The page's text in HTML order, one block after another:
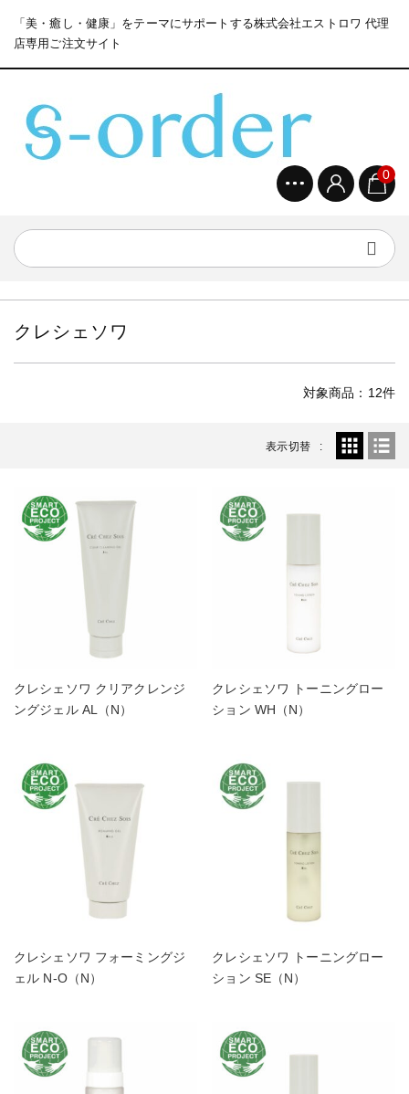
「美・癒し・健康」をテーマにサポートする株式会社エストロワ 代理
店専用ご注文サイト
0
クレシェソワ
対象商品：12件
表示切替
クレシェソワ クリアクレンジ
ングジェル AL（N）
クレシェソワ トーニングロー
ション WH（N）
クレシェソワ フォーミングジ
ェル N-O（N）
クレシェソワ トーニングロー
ション SE（N）